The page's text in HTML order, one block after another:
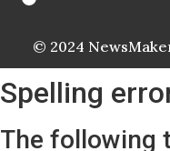
© 2024
Spelling
The following